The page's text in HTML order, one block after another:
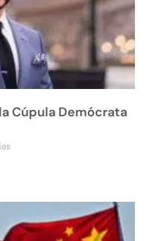
Cúpula Demócrata